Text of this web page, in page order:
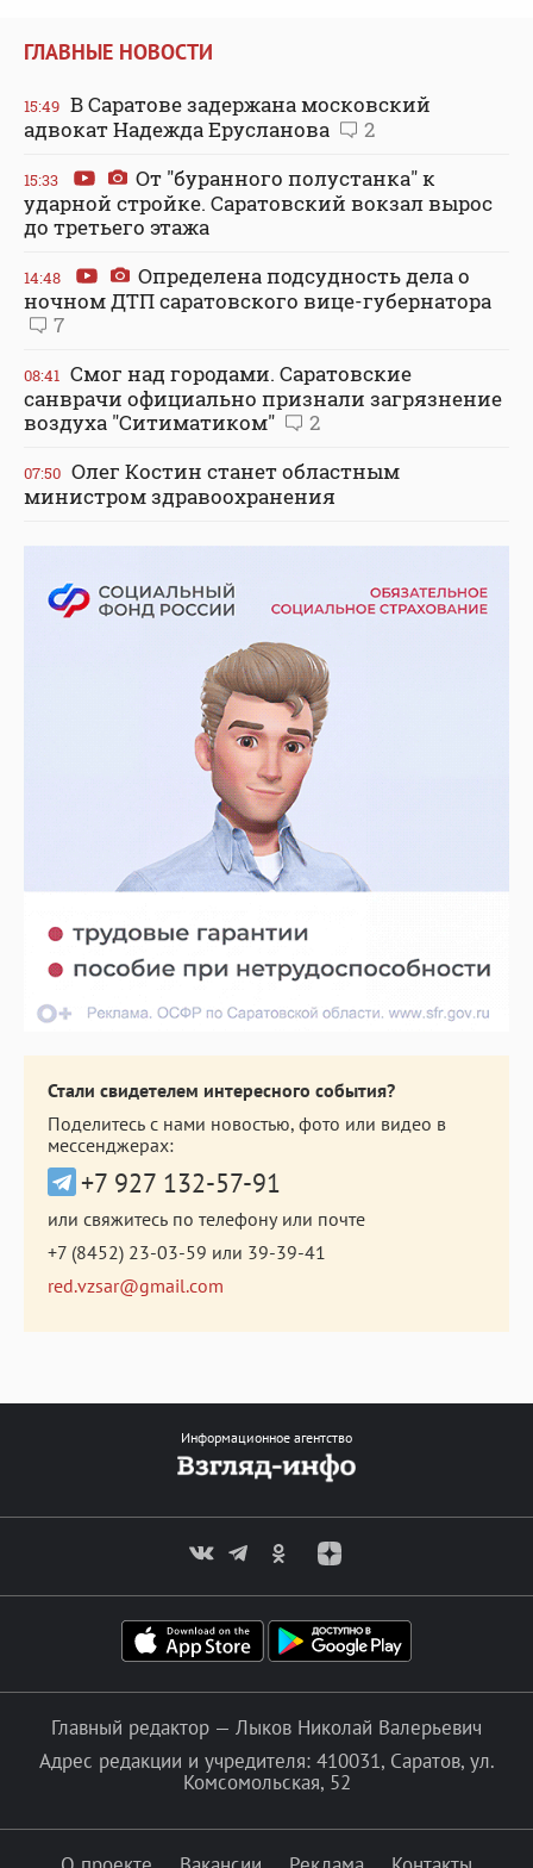
ГЛАВНЫЕ НОВОСТИ
15:49 В Саратове задержана московский
адвокат Надежда Ерусланова
2
15:33
От "буранного полустанка" к
ударной стройке. Саратовский вокзал вырос
до третьего этажа
14:48
Определена подсудность дела о
ночном ДТП саратовского вице-губернатора
7
08:41 Смог над городами. Саратовские
санврачи официально признали загрязнение
воздуха "Ситиматиком"
2
07:50 Олег Костин станет областным
министром здравоохранения
Стали свидетелем интересного события?
Поделитесь с нами новостью, фото или видео в
мессенджерах:
+7 927 132-57-91
или свяжитесь по телефону или почте
+7 (8452) 23-03-59 или 39-39-41
red.vzsar@gmail.com
Информационное агентство
Главный редактор — Лыков Николай Валерьевич
Адрес редакции и учредителя: 410031, Саратов, ул.
Комсомольская, 52